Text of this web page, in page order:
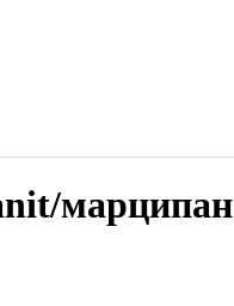
марципан